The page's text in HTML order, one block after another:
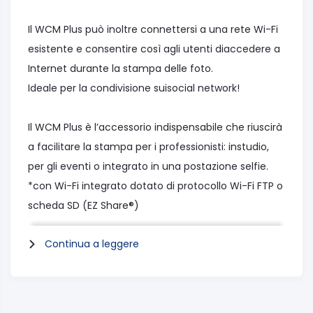
Il WCM Plus può inoltre connettersi a una rete Wi-Fi
esistente e consentire così agli utenti diaccedere a
Internet durante la stampa delle foto.
Ideale per la condivisione suisocial network!
Il WCM Plus è l’accessorio indispensabile che riuscirà
a facilitare la stampa per i professionisti: instudio,
per gli eventi o integrato in una postazione selfie.
*con Wi-Fi integrato dotato di protocollo Wi-Fi FTP o
scheda SD (EZ Share®)
▶ Per i rivenditori: il WCM Plus è un modulo pronto
Continua a leggere